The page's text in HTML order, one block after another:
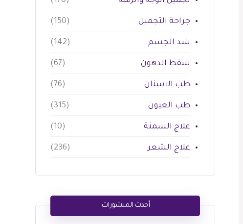
جراحة التجميل (150)
شد الجسم (142)
شفط الدهون (67)
طب الاسنان (76)
طب العيون (315)
علاج السمنة (10)
علاج الشعر (236)
أحدث المنشورات